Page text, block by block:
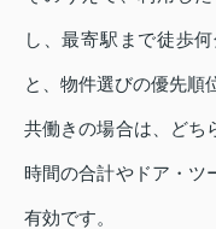
し、最寄駅まで徒歩
と、物件選びの優先順
共働きの場合は、どち
時間の合計やドア・ツ
有効です。